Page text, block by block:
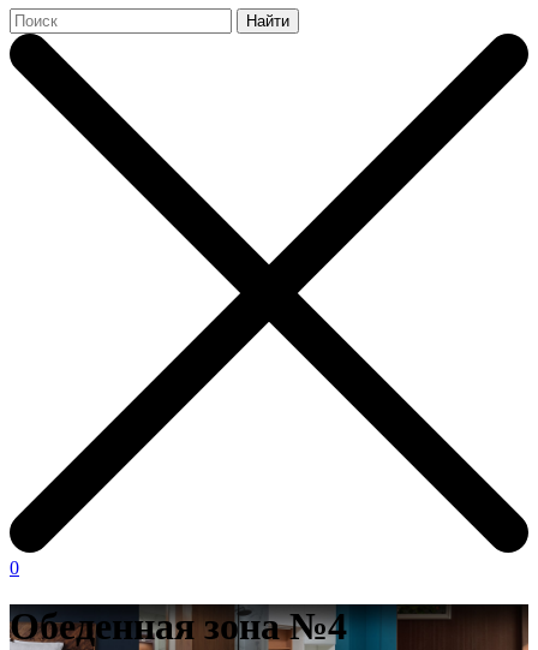
Найти
0
Обеденная зона №4